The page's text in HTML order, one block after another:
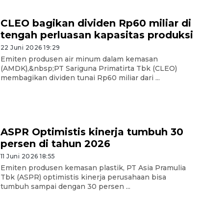
CLEO bagikan dividen Rp60 miliar di
tengah perluasan kapasitas produksi
22 Juni 2026 19:29
Emiten produsen air minum dalam kemasan
(AMDK),&nbsp;PT Sariguna Primatirta Tbk (CLEO)
membagikan dividen tunai Rp60 miliar dari ...
ASPR Optimistis kinerja tumbuh 30
persen di tahun 2026
11 Juni 2026 18:55
Emiten produsen kemasan plastik, PT Asia Pramulia
Tbk (ASPR) optimistis kinerja perusahaan bisa
tumbuh sampai dengan 30 persen ...